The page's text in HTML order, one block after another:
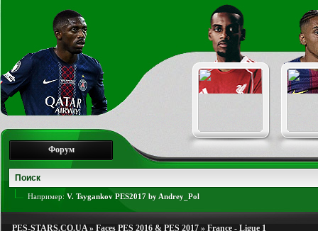
Форум
Например: V. Tsygankov PES2017 by Andrey_Pol
PES-STARS.CO.UA» Faces PES 2016 & PES 2017 » France - Ligue 1